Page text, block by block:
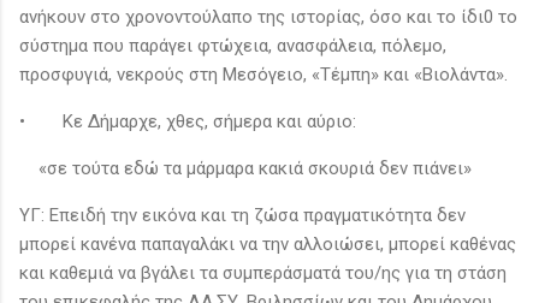
ανήκουν στο χρονοντούλαπο της ιστορίας, όσο και το ίδι0 το
σύστημα που παράγει φτώχεια, ανασφάλεια, πόλεμο,
προσφυγιά, νεκρούς στη Μεσόγειο, «Τέμπη» και «Βιολάντα».
• Κε Δήμαρχε, χθες, σήμερα και αύριο:
«σε τούτα εδώ τα μάρμαρα κακιά σκουριά δεν πιάνει»
ΥΓ: Επειδή την εικόνα και τη ζώσα πραγματικότητα δεν
μπορεί κανένα παπαγαλάκι να την αλλοιώσει, μπορεί καθένας
και καθεμιά να βγάλει τα συμπεράσματά του/ης για τη στάση